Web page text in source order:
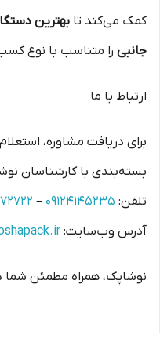
کمک می‌کند تا بهترین
جانبی را متناسب با نوع
ارتباط با ما
برای دریافت مشاوره،
بسته‌بندی با کارشناسان
تلفن: ۰۹۱۲۴۱۴۵۲۳۵ –
آدرس وب‌سایت:
نوشاپک، همراه مطمئن شما